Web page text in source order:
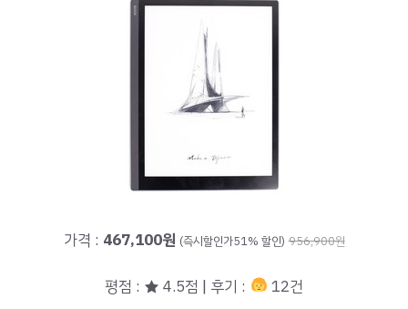
가격 : 467,100원 (즉시할인가51% 할인) 956,900원
평점 : ★ 4.5점 | 후기 : 12건